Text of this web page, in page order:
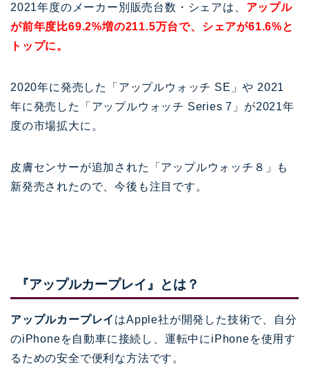
2021年度のメーカー別販売台数・シェアは、 アップル
が前年度比69.2%増の211.5万台で、シェアが61.6%と
トップに。
2020年に発売した「アップルウォッチ SE」や 2021
年に発売した「アップルウォッチ Series 7」が2021年
度の市場拡大に。
皮膚センサーが追加された「アップルウォッチ８」も
新発売されたので、今後も注目です。
『アップルカープレイ』とは？
アップルカープレイ はApple社が開発した技術で、自分
のiPhoneを自動車に接続し、運転中にiPhoneを使用す
るための安全で便利な方法です。